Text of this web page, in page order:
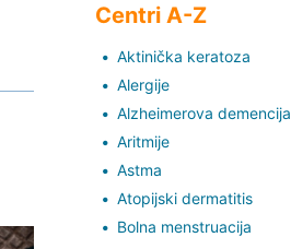
Centri A-Z
Aktinička keratoza
Alergije
Alzheimerova demencija
Aritmije
Astma
Atopijski dermatitis
Bolna menstruacija